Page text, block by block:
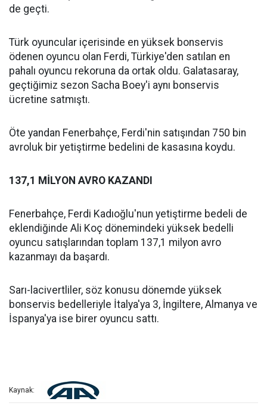
de geçti.
Türk oyuncular içerisinde en yüksek bonservis
ödenen oyuncu olan Ferdi, Türkiye'den satılan en
pahalı oyuncu rekoruna da ortak oldu. Galatasaray,
geçtiğimiz sezon Sacha Boey'i aynı bonservis
ücretine satmıştı.
Öte yandan Fenerbahçe, Ferdi'nin satışından 750 bin
avroluk bir yetiştirme bedelini de kasasına koydu.
137,1 MİLYON AVRO KAZANDI
Fenerbahçe, Ferdi Kadıoğlu'nun yetiştirme bedeli de
eklendiğinde Ali Koç dönemindeki yüksek bedelli
oyuncu satışlarından toplam 137,1 milyon avro
kazanmayı da başardı.
Sarı-lacivertliler, söz konusu dönemde yüksek
bonservis bedelleriyle İtalya'ya 3, İngiltere, Almanya ve
İspanya'ya ise birer oyuncu sattı.
Kaynak: